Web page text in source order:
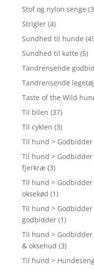
Stof og nylon senge
Strigler (4)
Sundhed til hunde
Sundhed til katte (5)
Tandrensende
Tandrensende legetøj
Taste of the Wild
Til bilen (37)
Til cyklen (3)
Til hund > Godbidder
Til hund >
fjerkræ (3)
Til hund >
oksekød (1)
Til hund > Godbidder
godbidder (1)
Til hund > Godbidder
& oksehud (3)
Til hund >